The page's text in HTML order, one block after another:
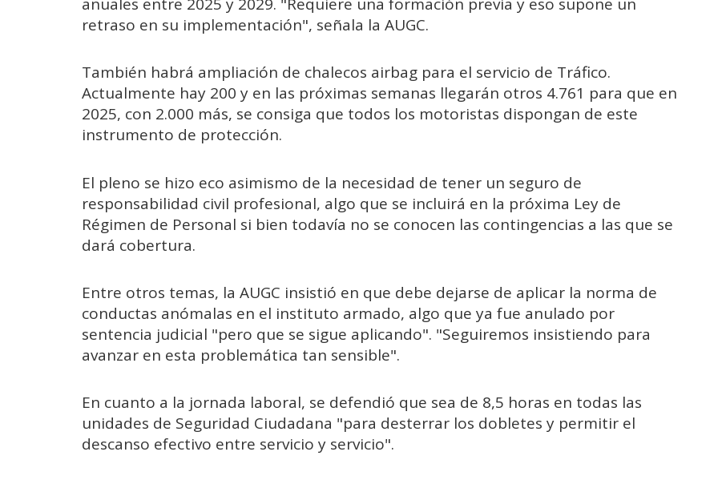
retraso en su implementación", señala la AUGC.
También habrá ampliación de chalecos airbag para el servicio de Tráfico.
Actualmente hay 200 y en las próximas semanas llegarán otros 4.761 para que en
2025, con 2.000 más, se consiga que todos los motoristas dispongan de este
instrumento de protección.
El pleno se hizo eco asimismo de la necesidad de tener un seguro de
responsabilidad civil profesional, algo que se incluirá en la próxima Ley de
Régimen de Personal si bien todavía no se conocen las contingencias a las que se
dará cobertura.
Entre otros temas, la AUGC insistió en que debe dejarse de aplicar la norma de
conductas anómalas en el instituto armado, algo que ya fue anulado por
sentencia judicial "pero que se sigue aplicando". "Seguiremos insistiendo para
avanzar en esta problemática tan sensible".
En cuanto a la jornada laboral, se defendió que sea de 8,5 horas en todas las
unidades de Seguridad Ciudadana "para desterrar los dobletes y permitir el
descanso efectivo entre servicio y servicio".